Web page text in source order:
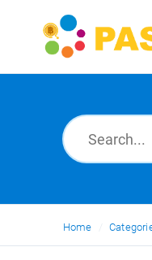
Home